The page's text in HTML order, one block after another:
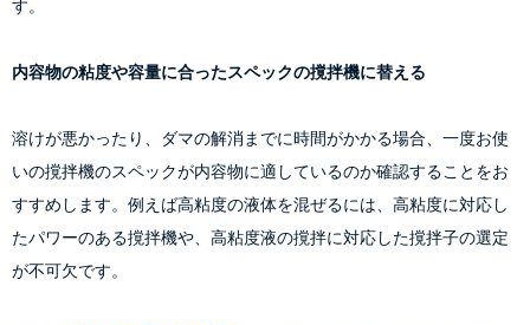
す。
内容物の粘度や容量に合ったスペックの撹拌機に替える
溶けが悪かったり、ダマの解消までに時間がかかる場合、一度お使
いの撹拌機のスペックが内容物に適しているのか確認することをお
すすめします。例えば高粘度の液体を混ぜるには、高粘度に対応し
たパワーのある撹拌機や、高粘度液の撹拌に対応した撹拌子の選定
が不可欠です。